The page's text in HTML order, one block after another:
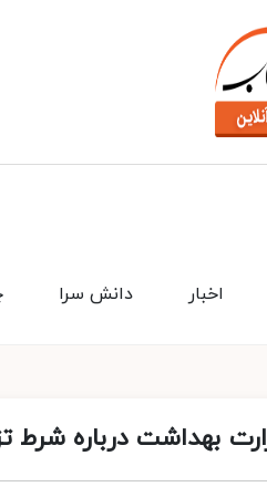
دانش سرا اخبار
بهداشت درباره